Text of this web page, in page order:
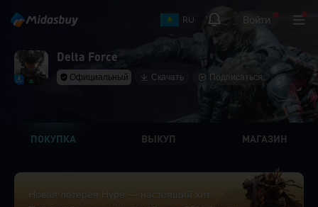
RU Войти
Delta Force
Официальный Скачать Подписаться
ПОКУПКА ВЫКУП МАГАЗИН
Новая лотерея Hype — настоящий хит!